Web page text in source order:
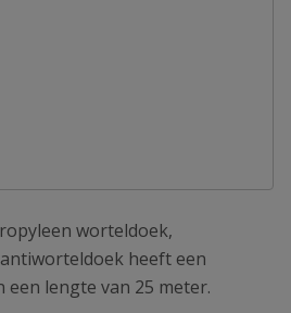
worteldoek,
heeft een
een lengte van 25 meter.